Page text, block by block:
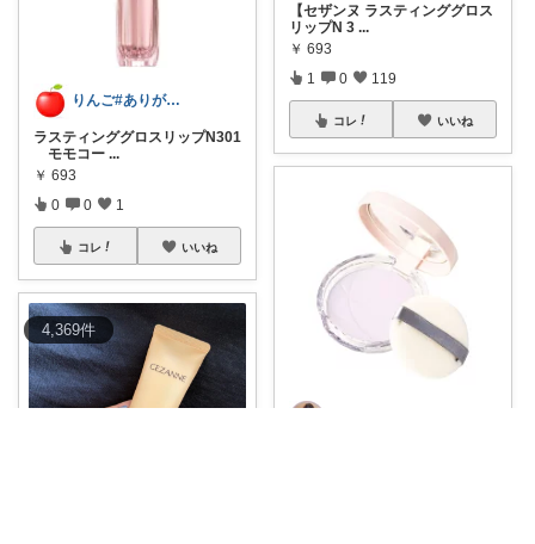
4,369件
りんご#ありがとうございます🪷
ラスティンググロスリップN301
モモコー ...
￥ 693
0 0 1
コレ いいね
【セザンヌ ラスティンググロス
リップN 3 ...
￥ 693
1 0 119
コレ いいね